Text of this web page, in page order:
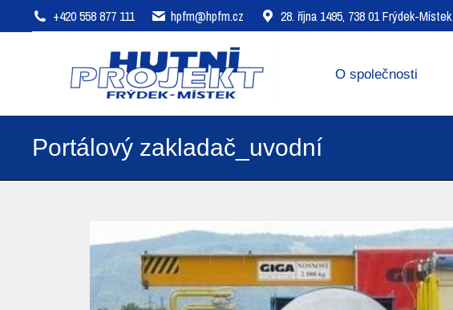
+420 558 877 111 hpfm@hpfm.cz 28. října 1495, 738 01 Frýdek-Místek
O společnosti
Portálový zakladač_uvodní
O společnosti Oblasti působení